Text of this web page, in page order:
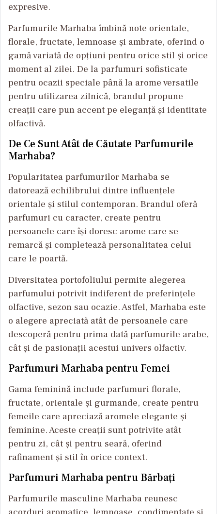
expresive.
Parfumurile Marhaba îmbină note orientale,
florale, fructate, lemnoase și ambrate, oferind o
gamă variată de opțiuni pentru orice stil și orice
moment al zilei. De la parfumuri sofisticate
pentru ocazii speciale până la arome versatile
pentru utilizarea zilnică, brandul propune
creații care pun accent pe eleganță și identitate
olfactivă.
De Ce Sunt Atât de Căutate Parfumurile
Marhaba?
Popularitatea parfumurilor Marhaba se
datorează echilibrului dintre influențele
orientale și stilul contemporan. Brandul oferă
parfumuri cu caracter, create pentru
persoanele care își doresc arome care se
remarcă și completează personalitatea celui
care le poartă.
Diversitatea portofoliului permite alegerea
parfumului potrivit indiferent de preferințele
olfactive, sezon sau ocazie. Astfel, Marhaba este
o alegere apreciată atât de persoanele care
descoperă pentru prima dată parfumurile arabe,
cât și de pasionații acestui univers olfactiv.
Parfumuri Marhaba pentru Femei
Gama feminină include parfumuri florale,
fructate, orientale și gurmande, create pentru
femeile care apreciază aromele elegante și
feminine. Aceste creații sunt potrivite atât
pentru zi, cât și pentru seară, oferind
rafinament și stil în orice context.
Parfumuri Marhaba pentru Bărbați
Parfumurile masculine Marhaba reunesc